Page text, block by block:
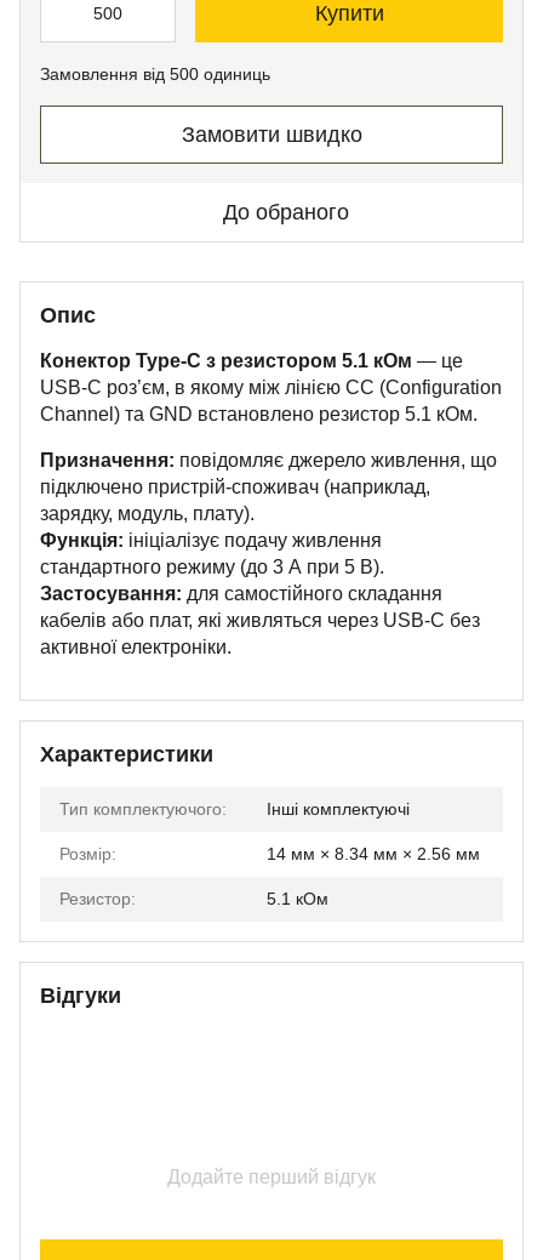
Купити
Замовлення від 500 одиниць
Замовити швидко
До обраного
Опис
Конектор Type-C з резистором 5.1 кОм — це
USB-C роз’єм, в якому між лінією CC (Configuration
Channel) та GND встановлено резистор 5.1 кОм.
Призначення: повідомляє джерело живлення, що
підключено пристрій-споживач (наприклад,
зарядку, модуль, плату).
Функція: ініціалізує подачу живлення
стандартного режиму (до 3 А при 5 В).
Застосування: для самостійного складання
кабелів або плат, які живляться через USB-C без
активної електроніки.
Характеристики
Тип комплектуючого: Інші комплектуючі
Розмір: 14 мм × 8.34 мм × 2.56 мм
Резистор: 5.1 кОм
Відгуки
Додайте перший відгук